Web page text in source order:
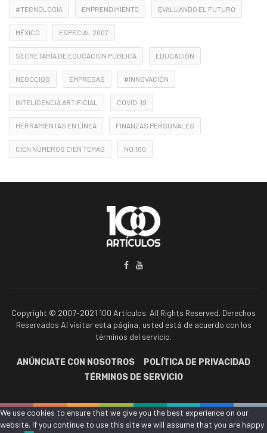
#TECNOLOGIA EMPRENDIMIENTO EVALUANDO EL FUTURO
MÉXICO ESPECIAL 2007
SECRETARÍA DE EDUCACIÓN PÚBLICA EDUCACIÓN
NEGOCIOS EMPRESAS #INNOVACIÓN
INTELIGENCIA ARTIFICIAL COVID-19
HERRAMIENTAS EN LÍNEA FINANZAS PERSONALES
CIEN NÚMEROS CIEN TEMAS NO.100
Copyright © 2007-2021 100 Artículos. All Rights Reserved. Derechos
Reservados Al visitar esta página, usted está de acuerdo con los
términos del servicio.
ANÚNCIATE CON NOSOTROS
POLÍTICA DE PRIVACIDAD
TÉRMINOS DE SERVICIO
We use cookies to ensure that we give you the best experience on our
website. If you continue to use this site we will assume that you are happy